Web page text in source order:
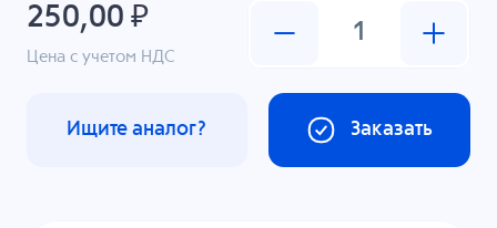
250,00 ₽
Цена с учетом НДС
Заказать
Ищите аналог?